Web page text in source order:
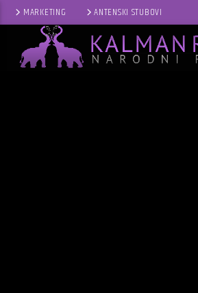
MARKETING ANTENSKI STUBOVI